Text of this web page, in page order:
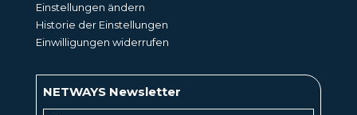
Einstellungen ändern
Historie der Einstellungen
Einwilligungen widerrufen
NETWAYS Newsletter